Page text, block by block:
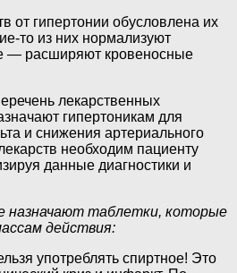
от гипертонии обусловлена их
то из них нормализуют
— расширяют кровеносные
лекарственных
гипертоникам для
и снижения артериального
необходим пациенту
данные диагностики и
назначают таблетки, которые
действия:
употреблять спиртное! Это